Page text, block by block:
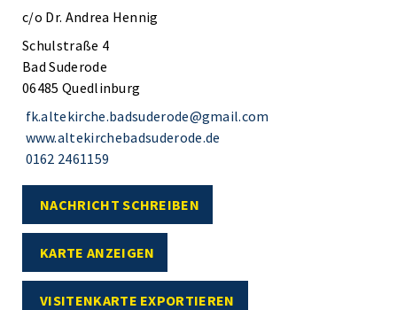
c/o Dr. Andrea Hennig
Schulstraße 4
Bad Suderode
06485 Quedlinburg
fk.altekirche.badsuderode@gmail.com
www.altekirchebadsuderode.de
0162 2461159
NACHRICHT SCHREIBEN
KARTE ANZEIGEN
VISITENKARTE EXPORTIEREN